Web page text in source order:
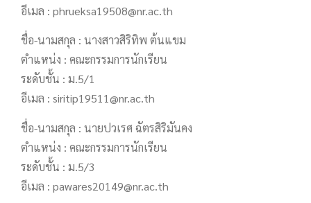
อีเมล : phrueksa19508@nr.ac.th
ชื่อ-นามสกุล : นางสาวสิริทิพ ต้นแขม
ตำแหน่ง : คณะกรรมการนักเรียน
ระดับชั้น : ม.5/1
อีเมล : siritip19511@nr.ac.th
ชื่อ-นามสกุล : นายปวเรศ ฉัตรสิริมันคง
ตำแหน่ง : คณะกรรมการนักเรียน
ระดับชั้น : ม.5/3
อีเมล : pawares20149@nr.ac.th